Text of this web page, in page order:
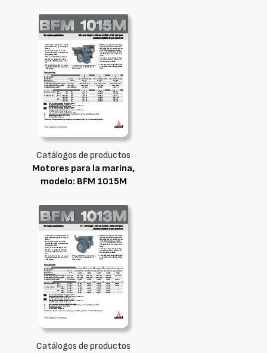
Catálogos de productos
Motores para la marina,
modelo: BFM 1015M
Catálogos de productos